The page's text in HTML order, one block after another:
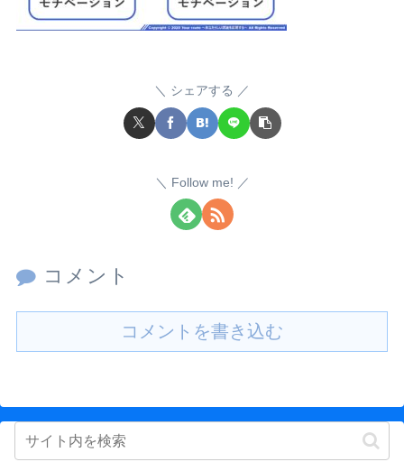
シェアする
Follow me!
コメント
コメントを書き込む